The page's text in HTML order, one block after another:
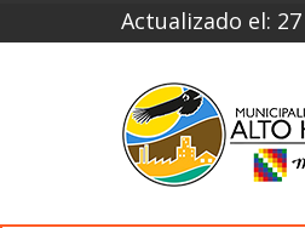
Actualizado el: